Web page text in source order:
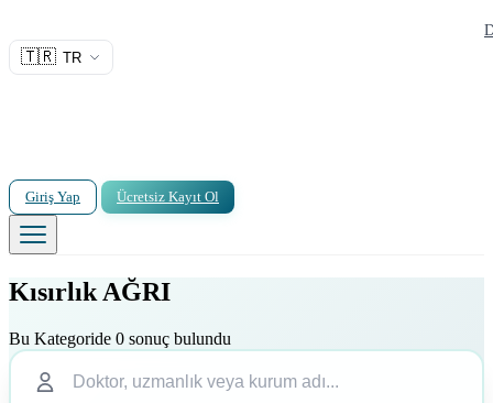
🇹🇷 TR
Giriş Yap Ücretsiz Kayıt Ol
Kısırlık AĞRI
Bu Kategoride 0 sonuç bulundu